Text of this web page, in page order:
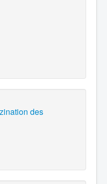
des